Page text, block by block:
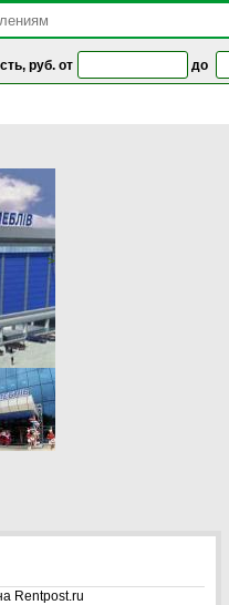
руб. от до
>
Rentpost.ru